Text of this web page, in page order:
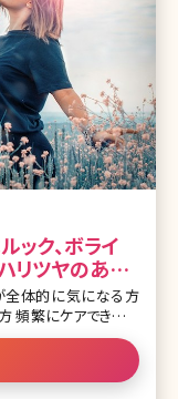
ック、ボライ
リツヤのある
頻繁にケアできない
で行いたい方 まとめ
らかい肌になりたい!
? 特に筆者が勤務し